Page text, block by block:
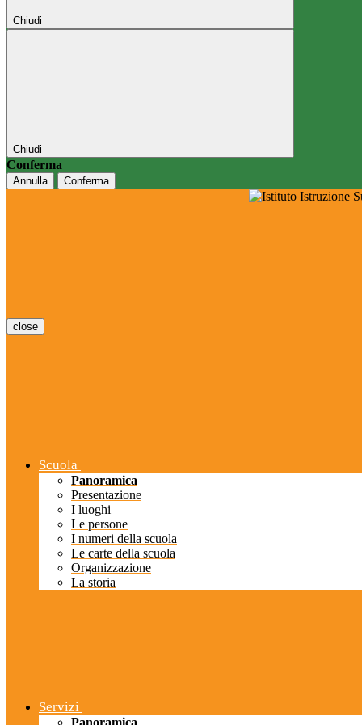
Chiudi
Chiudi
Conferma
Annulla Conferma
close
Scuola
Panoramica
Presentazione
I luoghi
Le persone
I numeri della scuola
Le carte della scuola
Organizzazione
La storia
Servizi